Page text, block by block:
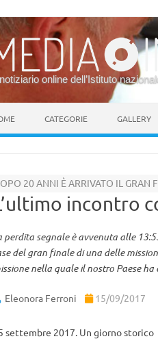
online dell’Istituto
CATEGORIE GALLERY
20 ANNI È ARRIVATO IL GRAN
incontro
perdita segnale è avvenuta alle
del gran finale di una delle
nella quale il nostro Paese
Eleonora Ferroni 15/09/2017
settembre 2017. Un giorno storico